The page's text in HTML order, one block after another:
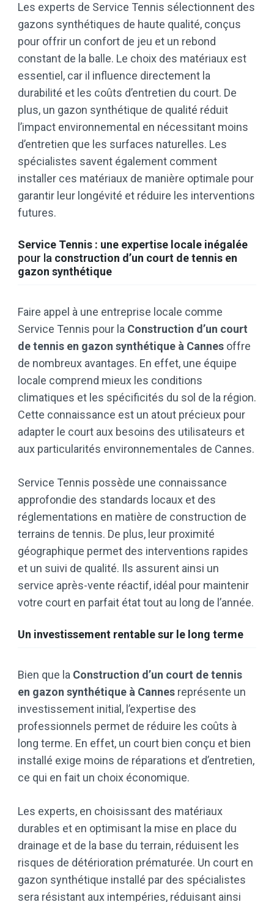
Les experts de Service Tennis sélectionnent des
gazons synthétiques de haute qualité, conçus
pour offrir un confort de jeu et un rebond
constant de la balle. Le choix des matériaux est
essentiel, car il influence directement la
durabilité et les coûts d’entretien du court. De
plus, un gazon synthétique de qualité réduit
l’impact environnemental en nécessitant moins
d’entretien que les surfaces naturelles. Les
spécialistes savent également comment
installer ces matériaux de manière optimale pour
garantir leur longévité et réduire les interventions
futures.
Service Tennis : une expertise locale inégalée
pour la construction d’un court de tennis en
gazon synthétique
Faire appel à une entreprise locale comme
Service Tennis pour la Construction d’un court
de tennis en gazon synthétique à Cannes offre
de nombreux avantages. En effet, une équipe
locale comprend mieux les conditions
climatiques et les spécificités du sol de la région.
Cette connaissance est un atout précieux pour
adapter le court aux besoins des utilisateurs et
aux particularités environnementales de Cannes.
Service Tennis possède une connaissance
approfondie des standards locaux et des
réglementations en matière de construction de
terrains de tennis. De plus, leur proximité
géographique permet des interventions rapides
et un suivi de qualité. Ils assurent ainsi un
service après-vente réactif, idéal pour maintenir
votre court en parfait état tout au long de l’année.
Un investissement rentable sur le long terme
Bien que la Construction d’un court de tennis
en gazon synthétique à Cannes représente un
investissement initial, l’expertise des
professionnels permet de réduire les coûts à
long terme. En effet, un court bien conçu et bien
installé exige moins de réparations et d’entretien,
ce qui en fait un choix économique.
Les experts, en choisissant des matériaux
durables et en optimisant la mise en place du
drainage et de la base du terrain, réduisent les
risques de détérioration prématurée. Un court en
gazon synthétique installé par des spécialistes
sera résistant aux intempéries, réduisant ainsi